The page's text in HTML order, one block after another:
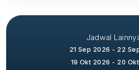
Jadwal
21 Sep 2026 - 22
19 Okt 2026 - 20